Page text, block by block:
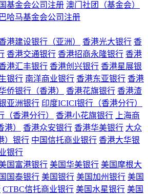
基金会公司注册 澳门社团（基金会）
巴哈马基金会公司注册
港建设银行（亚洲） 香港光大银行 香
香港交通银行 香港招商永隆银行 香港
港汇丰银行 香港创兴银行 香港星展银
银行 南洋商业银行 香港东亚银行 香港
侨银行（香港） 香港花旗银行 香港渣
亚洲银行 印度ICICI银行（香港分行）
（香港分行）
香港小花旗银行
上海商
港）
香港众安银行 香港华美银行 大众
）银行 中国信托商业银行 香港大华银
银行
国富港银行 美国华美银行 美国摩根大
国泰银行 美国银行 美国加州银行 美国
CTBC信托商业银行 美国水星银行 美国